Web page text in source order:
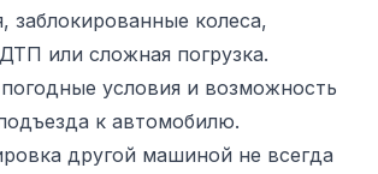
заблокированные колеса,
или сложная погрузка.
условия и возможность
к автомобилю.
другой машиной не всегда